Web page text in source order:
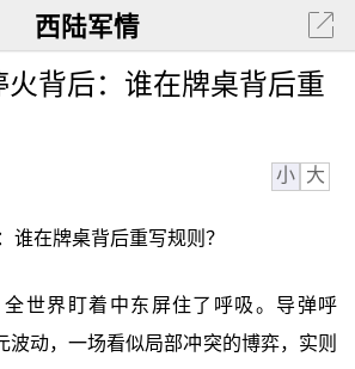
西陆军情
火背后：谁在牌桌背后重
小 大
谁在牌桌背后重写规则？
世界盯着中东屏住了呼吸。导弹呼
波动，一场看似局部冲突的博弈，实则